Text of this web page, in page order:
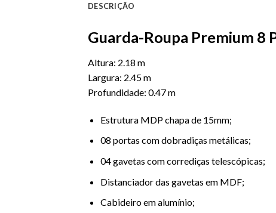
DESCRIÇÃO
Guarda-Roupa Premium 8
Altura: 2.18 m
Largura: 2.45 m
Profundidade: 0.47 m
Estrutura MDP chapa de 15mm;
08 portas com dobradiças metálicas;
04 gavetas com corrediças telescópicas;
Distanciador das gavetas em MDF;
Cabideiro em alumínio;